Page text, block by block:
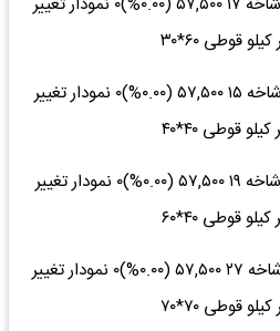
قوطی ۶۰*۳۰
هر کیلو قوطی ۴۰*۴۰ ایرانی شاخه ۱۵ ۵۷,۵۰۰ (۰.۰۰%)۰ نمودار تغییر
قوطی ۴۰*۴۰
هر کیلو قوطی ۴۰*۶۰ ایرانی شاخه ۱۹ ۵۷,۵۰۰ (۰.۰۰%)۰ نمودار تغییر
قوطی ۴۰*۶۰
هر کیلو قوطی ۷۰*۷۰ ایرانی شاخه ۲۷ ۵۷,۵۰۰ (۰.۰۰%)۰ نمودار تغییر
قوطی ۷۰*۷۰